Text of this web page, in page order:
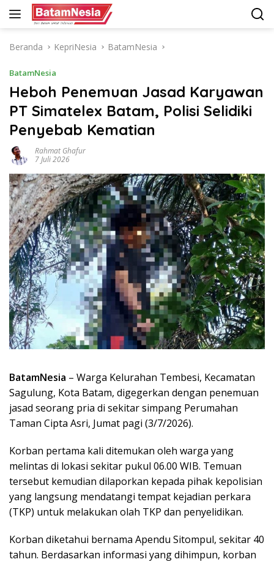
Langsung
Beranda
KepriNesia BatamNesia
BatamNesia
Heboh Penemuan Jasad Karyawan
PT Simatelex Batam, Polisi Selidiki
Penyebab Kematian
Rahmat Ghafur
7 Juli 2026
BatamNesia – Warga Kelurahan Tembesi, Kecamatan
Sagulung, Kota Batam, digegerkan dengan penemuan
jasad seorang pria di sekitar simpang Perumahan
Taman Cipta Asri, Jumat pagi (3/7/2026).
Korban pertama kali ditemukan oleh warga yang
melintas di lokasi sekitar pukul 06.00 WIB. Temuan
tersebut kemudian dilaporkan kepada pihak kepolisian
yang langsung mendatangi tempat kejadian perkara
(TKP) untuk melakukan olah TKP dan penyelidikan.
Korban diketahui bernama Apendu Sitompul, sekitar 40
tahun. Berdasarkan informasi yang dihimpun, korban